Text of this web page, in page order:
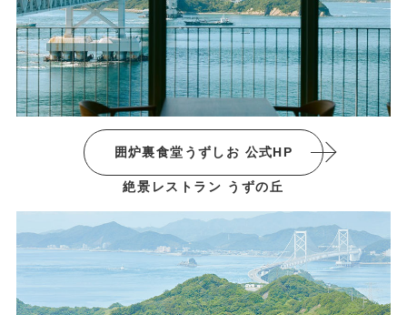
囲炉裏食堂うずしお 公式HP
絶景レストラン うずの丘